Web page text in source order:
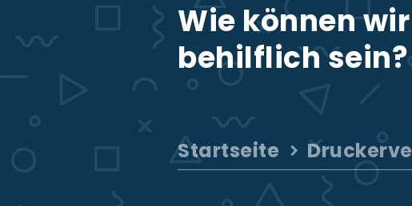
Wie können
behilflich sein?
Startseite